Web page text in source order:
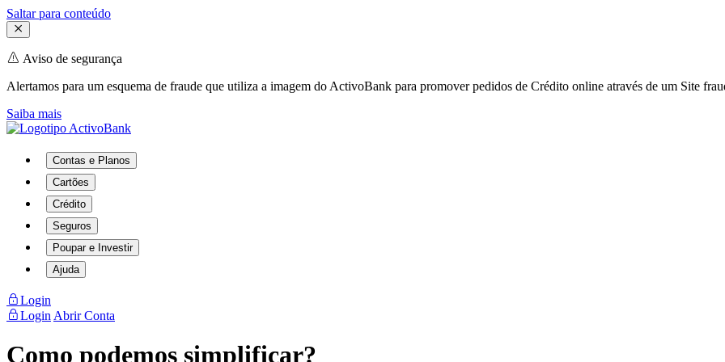
Saltar para conteúdo
Aviso de segurança
Alertamos para um esquema de fraude que utiliza a imagem do ActivoBank para promover pedidos de Crédito online através de um Site
Saiba mais
Contas e Planos
Cartões
Crédito
Seguros
Poupar e Investir
Ajuda
Login
Login Abrir Conta
Como podemos simplificar?